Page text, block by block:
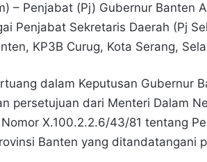
– Penjabat (Pj) Gubernur Banten
Penjabat Sekretaris Daerah (Pj
KP3B Curug, Kota Serang,
dalam Keputusan Gubernur
persetujuan dari Menteri Dalam
X.100.2.2.6/43/81 tentang
Banten yang ditandatangani